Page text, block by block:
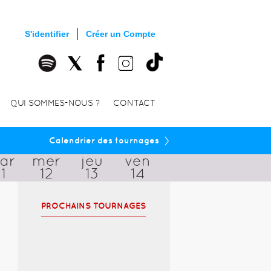
S'identifier Créer un Compte
QUI SOMMES-NOUS ? CONTACT
Calendrier des tournages ›
mer
12
jeu
13
ven
14
PROCHAINS TOURNAGES